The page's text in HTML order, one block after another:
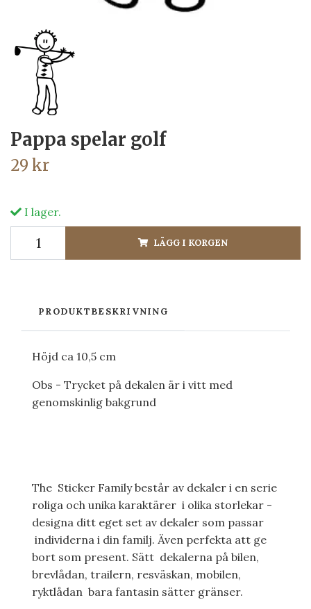
Pappa spelar golf
29 kr
I lager.
LÄGG I KORGEN
PRODUKTBESKRIVNING
Höjd ca 10,5 cm
Obs - Trycket på dekalen är i vitt med
genomskinlig bakgrund
The Sticker Family består av dekaler i en serie
roliga och unika karaktärer i olika storlekar -
designa ditt eget set av dekaler som passar
individerna i din familj. Även perfekta att ge
bort som present. Sätt dekalerna på bilen,
brevlådan, trailern, resväskan, mobilen,
ryktlådan bara fantasin sätter gränser.